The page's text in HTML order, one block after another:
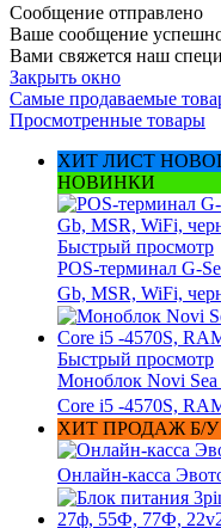
Сообщение отправлено
Ваше сообщение
Вами свяжется наш
Закрыть окно
Самые продаваемые
Просмотренные товары
ХИТ ЛИСТ
НОВИНКИ
Быстрый просмотр
POS-терминал G-
Gb, MSR, WiFi,
Быстрый просмотр
Моноблок Novi
Core i5 -4570S,
ХИТ ПРОДАЖ Б/У
Онлайн-касса